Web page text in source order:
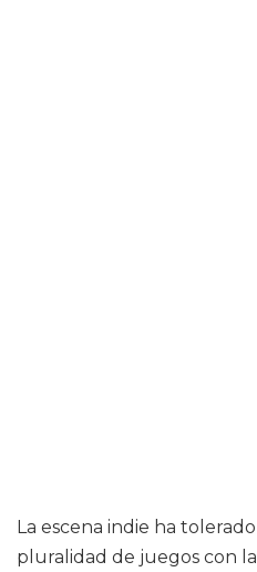
La escena indie ha
pluralidad de juegos con